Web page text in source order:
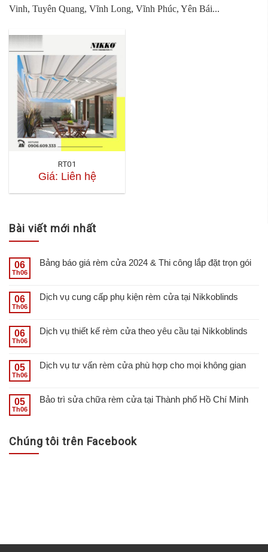
Vinh, Tuyên Quang, Vĩnh Long, Vĩnh Phúc, Yên Bái...
RT01
Giá: Liên hệ
Bài viết mới nhất
06
Th06
Bảng báo giá rèm cửa 2024 & Thi công lắp đặt trọn gói
06
Th06
Dịch vụ cung cấp phụ kiện rèm cửa tại Nikkoblinds
06
Th06
Dịch vụ thiết kế rèm cửa theo yêu cầu tại Nikkoblinds
05
Th06
Dịch vụ tư vấn rèm cửa phù hợp cho mọi không gian
05
Th06
Bảo trì sửa chữa rèm cửa tại Thành phố Hồ Chí Minh
Chúng tôi trên Facebook